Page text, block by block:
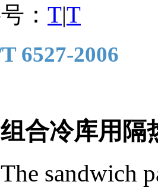
： T|T
6527-2006
组合冷库用隔
sandwich